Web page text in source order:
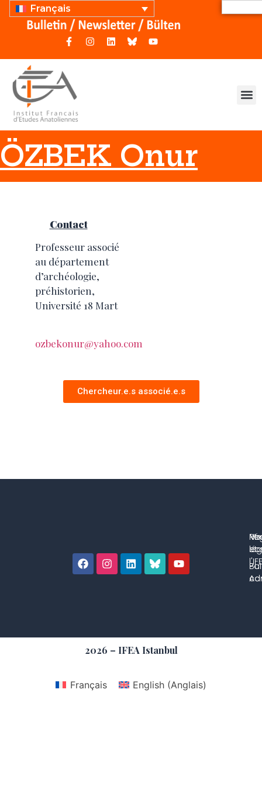
Français
ÖZBEK Onur
Contact
Professeur associé
au département
d’archéologie,
préhistorien,
Université 18 Mart
ozbekonur@yahoo.com
Chercheur.e.s associé.e.s
et
2026 – IFEA Istanbul
Français English(Anglais)